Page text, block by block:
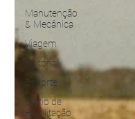
Manutenção
& Mecânica
Viagem
Editorial
Esporte
Diário de
Habilitação